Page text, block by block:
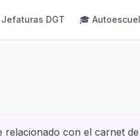
Jefaturas DGT 🎓
con el carnet